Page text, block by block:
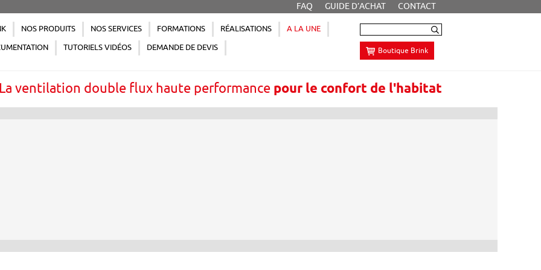
FAQ GUIDE D’ACHAT
CONTACT
Boutique Brink
NOS PRODUITS NOS SERVICES FORMATIONS RÉALISATIONS
A LA UNE
TUTORIELS VIDÉOS DEMANDE DE DEVIS
La ventilation double flux haute performance pour le confort de l'habitat